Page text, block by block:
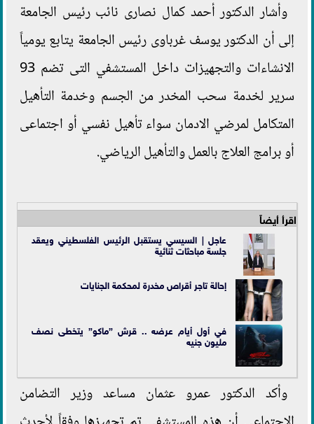
وأشار الدكتور أحمد كمال نصارى نائب رئيس الجامعة
إلى أن الدكتور يوسف غرباوى رئيس الجامعة يتابع يومياً
الانشاءات والتجهيزات داخل المستشفي التى تضم 93
سرير لخدمة سحب المخدر من الجسم وخدمة التأهيل
المتكامل لمرضي الادمان سواء تأهيل نفسي أو اجتماعى
أو برامج العلاج بالعمل والتأهيل الرياضي.
اقرأ أيضاً
عاجل | السيسي يستقبل الرئيس الفلسطيني ويعقد
جلسة مباحثات ثنائية
إحالة تاجر أقراص مخدرة لمحكمة الجنايات
في أول أيام عرضه .. قرش ”ماكو” يتخطى نصف
مليون جنيه
وأكد الدكتور عمرو عثمان مساعد وزير التضامن